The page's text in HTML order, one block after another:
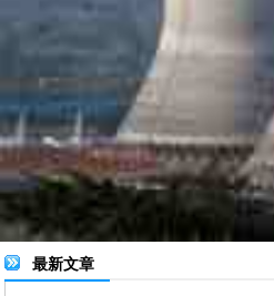
最新文章